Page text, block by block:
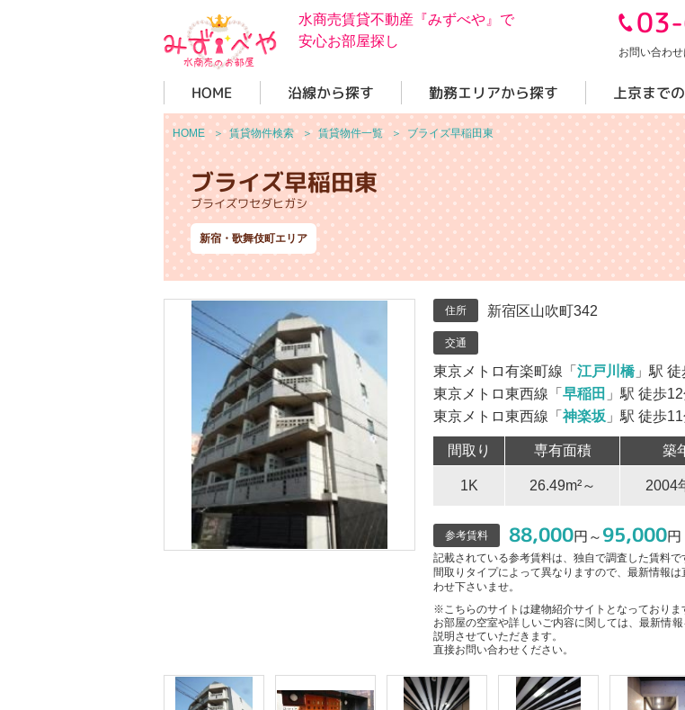
水商売賃貸不動産『みずべや』で
安心お部屋探し
お問い合わ
HOME 沿線から探す 勤務エリアから探す 上京まで
HOME ＞ 賃貸物件検索 ＞ 賃貸物件一覧 ＞ ブライズ早稲田東
ブライズ早稲田東
ブライズワセダヒガシ
新宿・歌舞伎町エリア
住所 新宿区山吹町342
交通
東京メトロ有楽町線「 江戸川橋」駅 徒
東京メトロ東西線「 早稲田 」駅 徒歩
東京メトロ東西線「 神楽坂 」駅 徒歩
間取り 専有面積 築
1K 26.49m²～ 2004
参考賃料 88,000円～95,000円
記載されている参考賃料は、独自で調査した賃料で
間取りタイプによって異なりますので、最新情報は
わせ下さいませ。
※こちらのサイトは建物紹介サイトとなっておりま
お部屋の空室や詳しいご内容に関しては、最新情
説明させていただきます。
直接お問い合わせください。